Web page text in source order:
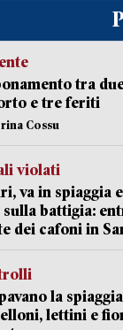
tra
e tre feriti
Cossu
violati
va in spiaggia
sulla battigia:
dei cafoni in
la
lettini e